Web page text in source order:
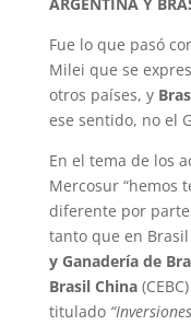
ARGENTINA Y
Fue lo que pasó
Milei que se
otros países, y
ese sentido, no el
En el tema de los
Mercosur “hemos
diferente por
tanto que en
y Ganadería de
Brasil China
titulado